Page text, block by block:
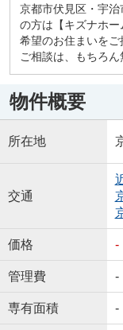
京都市伏見区・宇
の方は【キズナホ
希望のお住まいをご
ご相談は、もちろん
物件概要
所在地
交通
価格 -
管理費 -
専有面積 -